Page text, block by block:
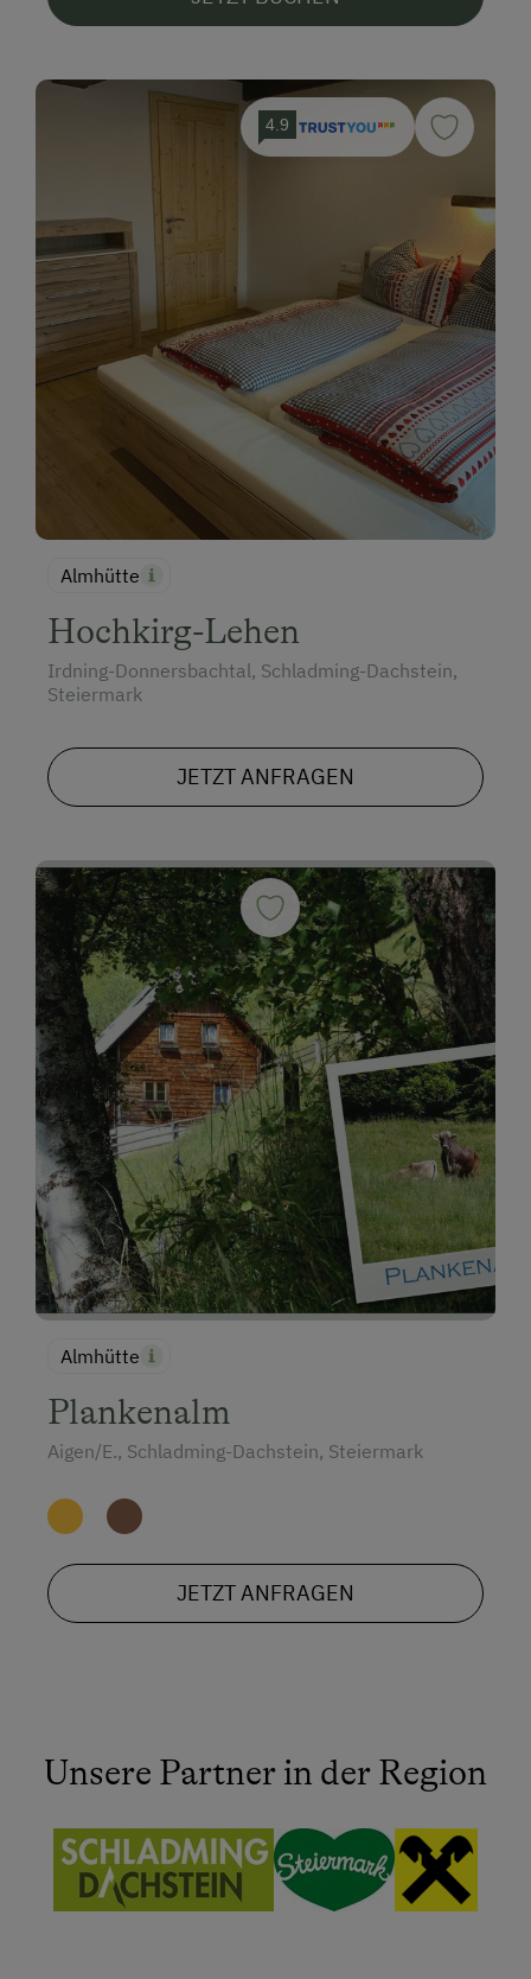
4.9
Almhütte
Hochkirg-Lehen
Irdning-Donnersbachtal, Schladming-Dachstein,
Steiermark
JETZT ANFRAGEN
Almhütte
Plankenalm
Aigen/E., Schladming-Dachstein, Steiermark
JETZT ANFRAGEN
Unsere Partner in der Region